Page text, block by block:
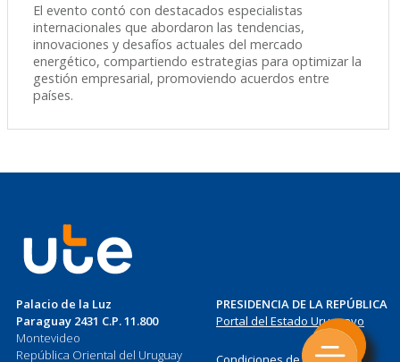
El evento contó con destacados especialistas
internacionales que abordaron las tendencias,
innovaciones y desafíos actuales del mercado
energético, compartiendo estrategias para optimizar la
gestión empresarial, promoviendo acuerdos entre
países.
Palacio de la Luz
Paraguay 2431 C.P. 11.800
Montevideo
República Oriental del Uruguay
PRESIDENCIA DE LA REPÚBLICA
Portal del Estado Uruguayo